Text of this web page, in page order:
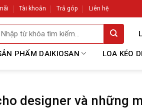
Tài khoản Trả góp Liên hệ
PHẨM DAIKIOSAN LOA KÉO
designer và những